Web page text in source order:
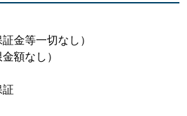
金等一切なし）
額なし）
証